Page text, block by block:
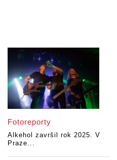
Fotoreporty
Alkehol završil rok 2025. V
Praze...